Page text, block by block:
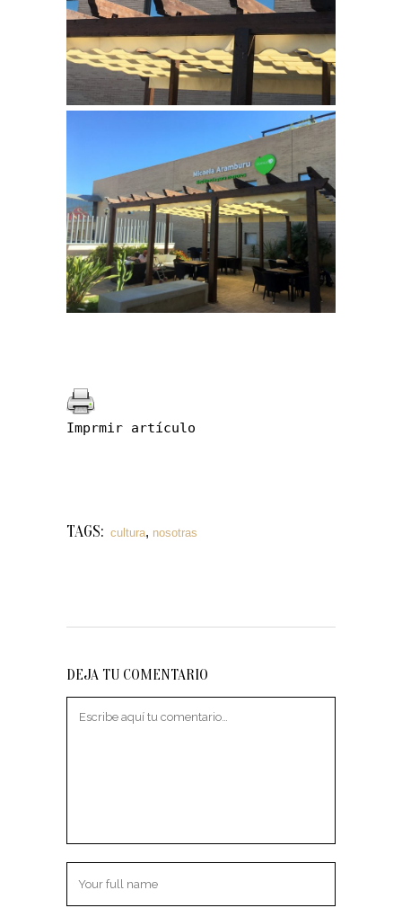
Imprmir artículo
TAGS: cultura, nosotras
DEJA TU COMENTARIO